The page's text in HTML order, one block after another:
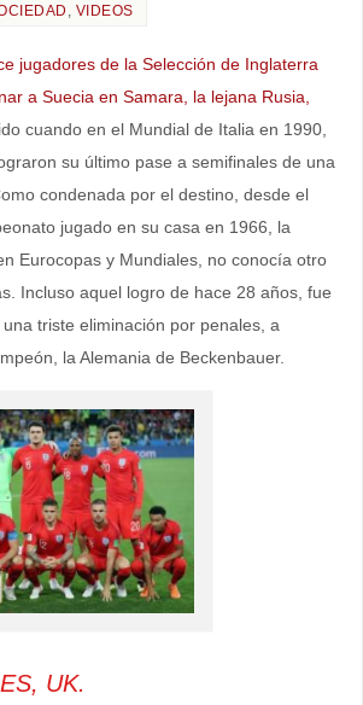
, VIDEOS
jugadores de la Selección de Inglaterra
a Suecia en Samara, la lejana Rusia,
cuando en el Mundial de Italia en 1990,
su último pase a semifinales de una
condenada por el destino, desde el
jugado en su casa en 1966, la
Eurocopas y Mundiales, no conocía otro
Incluso aquel logro de hace 28 años, fue
triste eliminación por penales, a
la Alemania de Beckenbauer.
UK.